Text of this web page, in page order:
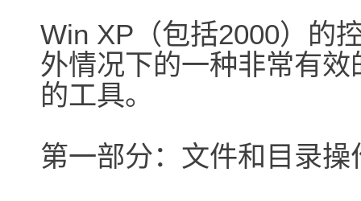
Win XP（包括2000）的
外情况下的一种非常有
的工具。
第一部分：文件和目录操